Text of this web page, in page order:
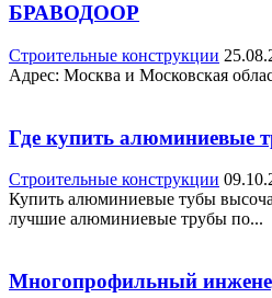
БРАВОДООР
Строительные конструкции
Адрес: Москва и Московская
Где купить алюминиевые
Строительные конструкции
Купить алюминиевые тубы
лучшие алюминиевые трубы по...
Многопрофильный